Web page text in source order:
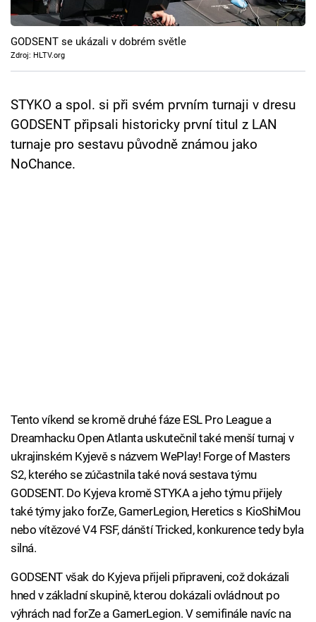
Cool Esport
Pořady
Sledujte prima+
Přihlášení
GODSENT se ukázali v dobrém světle
Zdroj: HLTV.org
STYKO a spol. si při svém prvním turnaji v dresu
GODSENT připsali historicky první titul z LAN
turnaje pro sestavu původně známou jako
NoChance.
Tento víkend se kromě druhé fáze ESL Pro League a
Dreamhacku Open Atlanta uskutečnil také menší turnaj v
ukrajinském Kyjevě s názvem WePlay! Forge of Masters
S2, kterého se zúčastnila také nová sestava týmu
GODSENT. Do Kyjeva kromě STYKA a jeho týmu přijely
také týmy jako forZe, GamerLegion, Heretics s KioShiMou
nebo vítězové V4 FSF, dánští Tricked, konkurence tedy byla
silná.
GODSENT však do Kyjeva přijeli připraveni, což dokázali
hned v základní skupině, kterou dokázali ovládnout po
výhrách nad forZe a GamerLegion. V semifinále navíc na